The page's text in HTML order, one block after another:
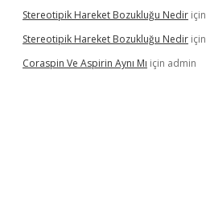
Stereotipik Hareket Bozukluğu Nedir için
Stereotipik Hareket Bozukluğu Nedir için
Coraspin Ve Aspirin Aynı Mı için admin